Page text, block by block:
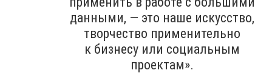
данными, — это наше искусство,
творчество применительно
к бизнесу или социальным
проектам».